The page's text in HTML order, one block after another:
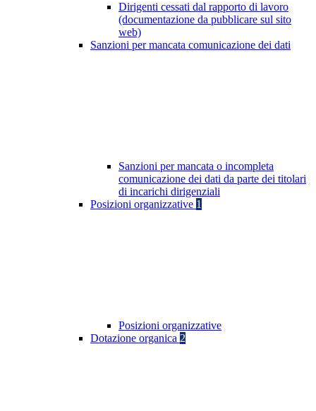
Dirigenti cessati dal rapporto di lavoro
(documentazione da pubblicare sul sito
web)
Sanzioni per mancata comunicazione dei dati
Sanzioni per mancata o incompleta
comunicazione dei dati da parte dei titolari
di incarichi dirigenziali
Posizioni organizzative 1
Posizioni organizzative
Dotazione organica 2